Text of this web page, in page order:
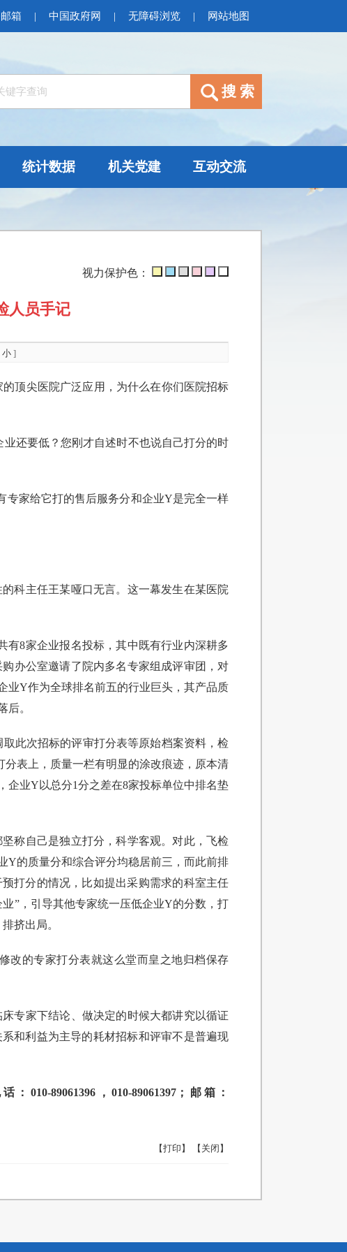
箱 | 中国政府网 | 无障碍浏览 | 网站地图
统计数据 机关党建 互动交流
视力保护色：
人员手记
小 ]
顶尖医院广泛应用，为什么在你们医院招标
还要低？您刚才自述时不也说自己打分的时
专家给它打的售后服务分和企业Y是完全一样
科主任王某哑口无言。这一幕发生在某医院
8家企业报名投标，其中既有行业内深耕多
办公室邀请了院内多名专家组成评审团，对
业Y作为全球排名前五的行业巨头，其产品质
后。
此次招标的评审打分表等原始档案资料，检
表上，质量一栏有明显的涂改痕迹，原本清
企业Y以总分1分之差在8家投标单位中排名垫
称自己是独立打分，科学客观。对此，飞检
Y的质量分和综合评分均稳居前三，而此前排
打分的情况，比如提出采购需求的科室主任
”，引导其他专家统一压低企业Y的分数，打
挤出局。
改的专家打分表就这么堂而皇之地归档保存
专家下结论、做决定的时候大都讲究以循证
和利益为主导的耗材招标和评审不是普遍现
89061396，010-89061397；邮箱：
【打印】 【关闭】